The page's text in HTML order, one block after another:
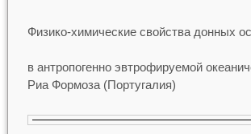
Физико-химические свойства донных
в антропогенно эвтрофируемой
Риа Формоза (Португалия)